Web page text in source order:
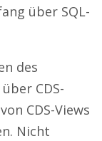
über SQL-
des
CDS-
CDS-Views
Nicht